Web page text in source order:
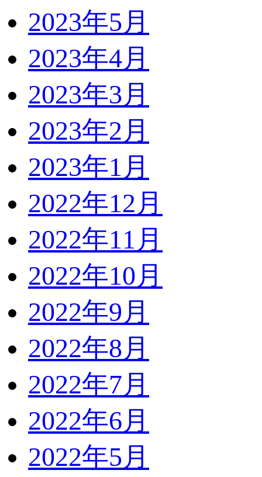
2023年5月
2023年4月
2023年3月
2023年2月
2023年1月
2022年12月
2022年11月
2022年10月
2022年9月
2022年8月
2022年7月
2022年6月
2022年5月